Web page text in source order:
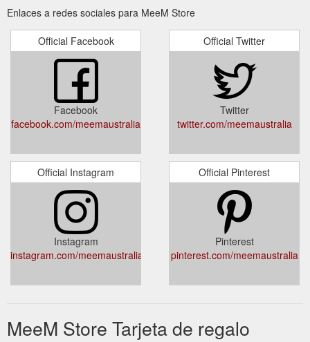
Enlaces a redes sociales para MeeM Store
Official Facebook
Facebook
facebook.com/meemaustralia
Official Twitter
Twitter
twitter.com/meemaustralia
Official Instagram
Instagram
instagram.com/meemaustralia
Official Pinterest
Pinterest
pinterest.com/meemaustralia
MeeM Store Tarjeta de regalo